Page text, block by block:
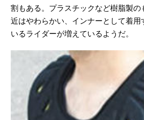
割もある。プラスチックなど樹脂製
近はやわらかい、インナーとして着用
いるライダーが増えているようだ。